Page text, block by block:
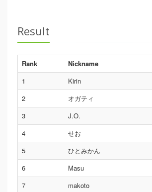
Result
Rank Nickname
1
Kirin
2
オガティ
3
J.O.
4
せお
5
ひとみかん
6
Masu
7
makoto